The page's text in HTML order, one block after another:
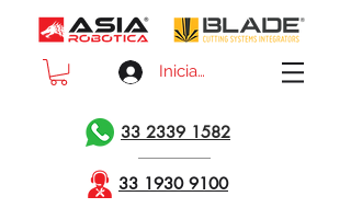
Iniciar sesión
33 2339 1582
33 1930 9100